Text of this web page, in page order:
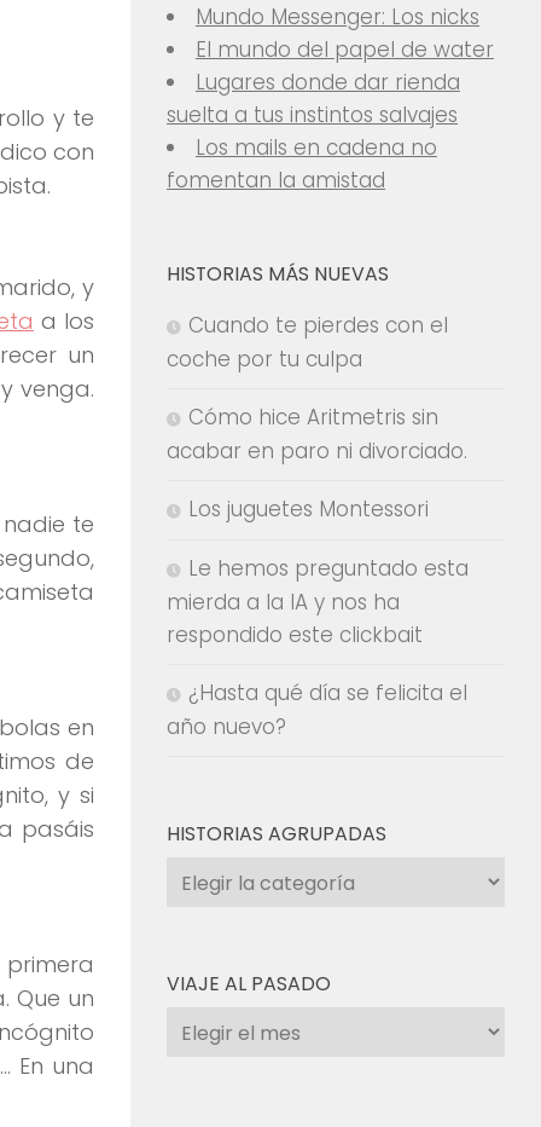
y te
con
y
a los
un
venga.
te
en
de
y si
pasáis
Que un
En una
Mundo Messenger: Los nicks
El mundo del papel de water
Lugares donde dar rienda
suelta a tus instintos salvajes
Los mails en cadena no
fomentan la amistad
HISTORIAS MÁS NUEVAS
Cuando te pierdes con el
coche por tu culpa
Cómo hice Aritmetris sin
acabar en paro ni divorciado.
Los juguetes Montessori
Le hemos preguntado esta
mierda a la IA y nos ha
respondido este clickbait
¿Hasta qué día se felicita el
año nuevo?
HISTORIAS AGRUPADAS
Historias
agrupadas
VIAJE AL PASADO
Viaje